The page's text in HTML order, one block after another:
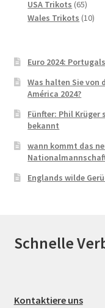
USA Trikots 6565
Wales Trikots 1010
Euro 2024:
Was halten Sie von
América 2024?
Fünfter: Phil Krüger
bekannt
wann kommt das
Englands wilde
Schnelle
Kontaktiere uns